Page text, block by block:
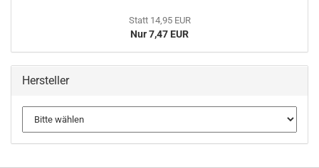
Statt 14,95 EUR
Nur 7,47 EUR
Hersteller